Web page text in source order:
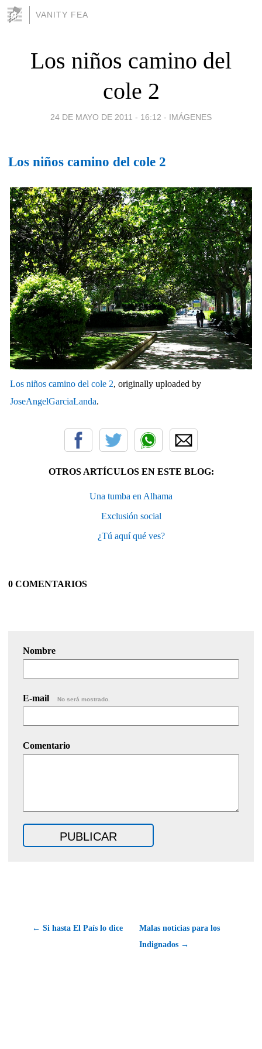
VANITY FEA
Los niños camino del
cole 2
24 DE MAYO DE 2011 - 16:12 - IMÁGENES
Los niños camino del cole 2
Los niños camino del cole 2, originally uploaded by
JoseAngelGarciaLanda.
OTROS ARTÍCULOS EN ESTE BLOG:
Una tumba en Alhama
Exclusión social
¿Tú aquí qué ves?
0 COMENTARIOS
Nombre
E-mail No será mostrado.
Comentario
← Si hasta El País lo dice
Malas noticias para los
Indignados →